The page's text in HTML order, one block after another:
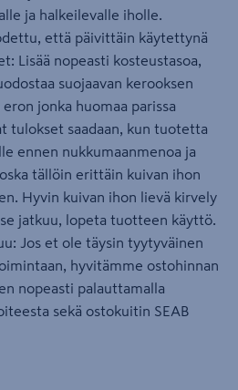
ja halkeilevalle iholle.
että päivittäin käytettynä
Lisää nopeasti kosteustasoa,
suojaavan kerooksen
jonka huomaa parissa
tulokset saadaan, kun tuotetta
ennen nukkumaanmenoa ja
tällöin erittäin kuivan ihon
Hyvin kuivan ihon lievä kirvely
jatkuu, lopeta tuotteen käyttö.
Jos et ole täysin tyytyväinen
hyvitämme ostohinnan
nopeasti palauttamalla
sekä ostokuitin SEAB